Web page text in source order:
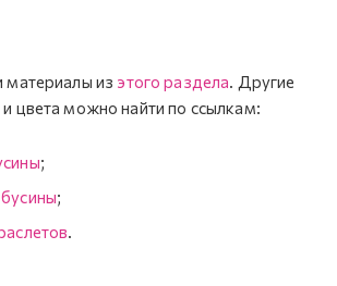
материалы из этого раздела. Другие
цвета можно найти по ссылкам:
;
;
.